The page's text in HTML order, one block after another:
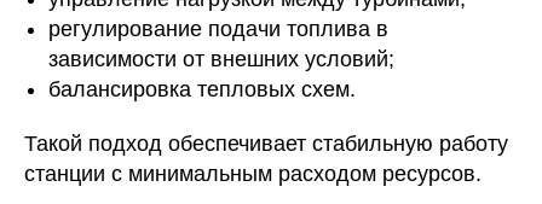
регулирование подачи топлива в
зависимости от внешних условий;
балансировка тепловых схем.
Такой подход обеспечивает стабильную работу
станции с минимальным расходом ресурсов.